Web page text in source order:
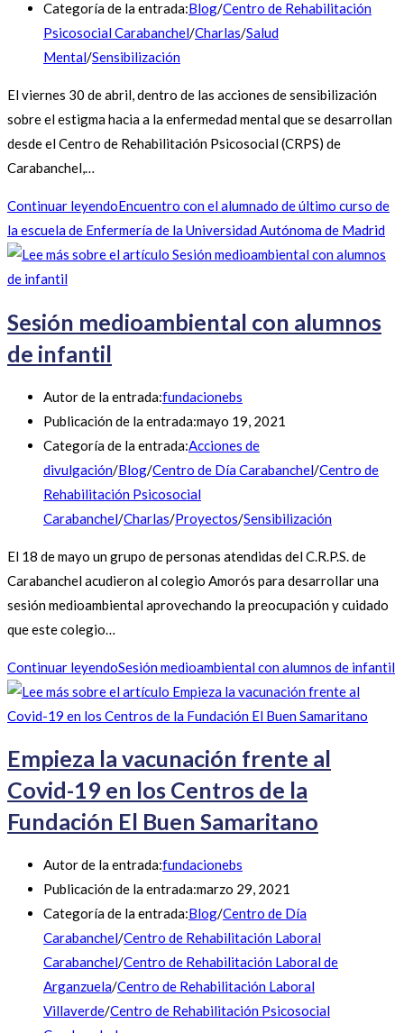
Categoría de la entrada:Blog/Centro de Rehabilitación
Psicosocial Carabanchel/Charlas/Salud
Mental/Sensibilización
El viernes 30 de abril, dentro de las acciones de sensibilización
sobre el estigma hacia a la enfermedad mental que se desarrollan
desde el Centro de Rehabilitación Psicosocial (CRPS) de
Carabanchel,…
Continuar leyendoEncuentro con el alumnado de último curso de
la escuela de Enfermería de la Universidad Autónoma de Madrid
Sesión medioambiental con alumnos
de infantil
Autor de la entrada:fundacionebs
Publicación de la entrada:mayo 19, 2021
Categoría de la entrada:Acciones de
divulgación/Blog/Centro de Día Carabanchel/Centro de
Rehabilitación Psicosocial
Carabanchel/Charlas/Proyectos/Sensibilización
El 18 de mayo un grupo de personas atendidas del C.R.P.S. de
Carabanchel acudieron al colegio Amorós para desarrollar una
sesión medioambiental aprovechando la preocupación y cuidado
que este colegio…
Continuar leyendoSesión medioambiental con alumnos de infantil
Empieza la vacunación frente al
Covid-19 en los Centros de la
Fundación El Buen Samaritano
Autor de la entrada:fundacionebs
Publicación de la entrada:marzo 29, 2021
Categoría de la entrada:Blog/Centro de Día
Carabanchel/Centro de Rehabilitación Laboral
Carabanchel/Centro de Rehabilitación Laboral de
Arganzuela/Centro de Rehabilitación Laboral
Villaverde/Centro de Rehabilitación Psicosocial